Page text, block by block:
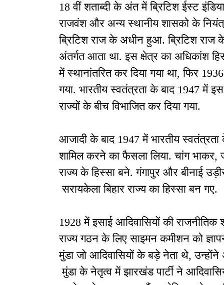
18 वीं शताब्दी के अंत में ब्रिटिश ईस्ट
राजवंश और अन्य स्थानीय शासको के
ब्रिटिश राज के अधीन हुआ. ब्रिटिश राज
अंतर्गत आता था. इस क्षेत्र का अधिकांश
में स्थानांतरित कर दिया गया था, फिर
गया. भारतीय स्वतंत्रता के बाद 1947 में
राज्यों के बीच विभाजित कर दिया गया.
आजादी के बाद 1947 में भारतीय
शामिल करने का फैसला लिया. चांग
राज्य के हिस्सा बने. गंगापुर और बीनाई
सरायकेला बिहार राज्य का हिस्सा बन गए.
1928 में इसाई आदिवासियों की राजनीतिक
राज्य गठन के लिए साइमन कमीशन को
मुंडा जो आदिवासियों के बड़े नेता थे,
मुंडा के नेतृत्व में झारखंड पार्टी ने